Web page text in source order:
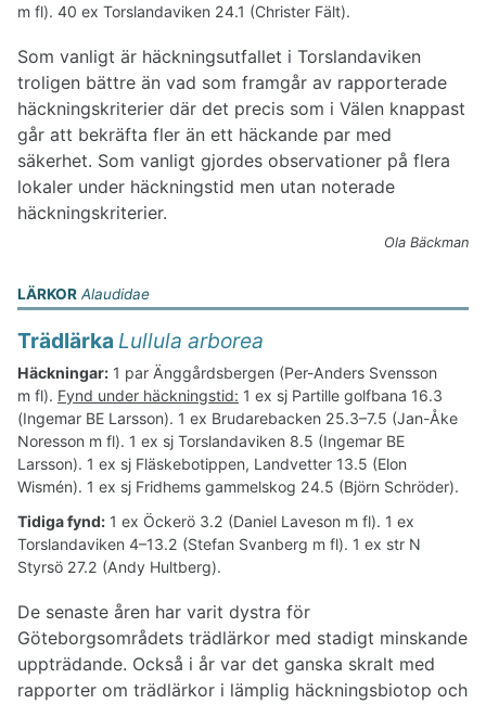
m fl). 40 ex Torslandaviken 24.1 (Christer Fält).
Som vanligt är häckningsutfallet i Torslandaviken
troligen bättre än vad som framgår av rapporterade
häckningskriterier där det precis som i Välen knappast
går att bekräfta fler än ett häckande par med
säkerhet. Som vanligt gjordes observationer på flera
lokaler under häckningstid men utan noterade
häckningskriterier.
Ola Bäckman
LÄRKOR Alaudidae
Trädlärka Lullula arborea
Häckningar: 1 par Änggårdsbergen (Per-Anders Svensson
m fl). Fynd under häckningstid: 1 ex sj Partille golfbana 16.3
(Ingemar BE Larsson). 1 ex Brudarebacken 25.3–7.5 (Jan-Åke
Noresson m fl). 1 ex sj Torslandaviken 8.5 (Ingemar BE
Larsson). 1 ex sj Fläskebotippen, Landvetter 13.5 (Elon
Wismén). 1 ex sj Fridhems gammelskog 24.5 (Björn Schröder).
Tidiga fynd: 1 ex Öckerö 3.2 (Daniel Laveson m fl). 1 ex
Torslandaviken 4–13.2 (Stefan Svanberg m fl). 1 ex str N
Styrsö 27.2 (Andy Hultberg).
De senaste åren har varit dystra för
Göteborgsområdets trädlärkor med stadigt minskande
uppträdande. Också i år var det ganska skralt med
rapporter om trädlärkor i lämplig häckningsbiotop och